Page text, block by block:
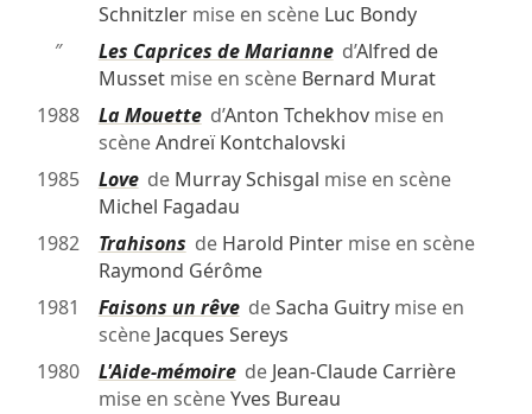
Schnitzlermise en scène Luc Bondy
″
Les Caprices de Marianned’Alfred de
Mussetmise en scène Bernard Murat
1988
La Mouetted’Anton Tchekhovmise en
scèneAndreï Kontchalovski
1985
Lovede Murray Schisgal mise en scène
Michel Fagadau
1982
Trahisons de Harold Pintermise en scène
Raymond Gérôme
1981
Faisons un rêvedeSacha Guitrymise en
scène Jacques Sereys
1980
L'Aide-mémoirede Jean-Claude Carrière
mise en scèneYves Bureau